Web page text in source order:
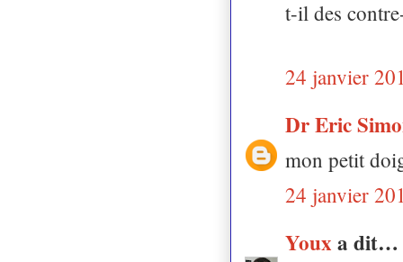
t-il des
24 janvier
Dr Eric
mon petit
24 janvier
Youx a dit…